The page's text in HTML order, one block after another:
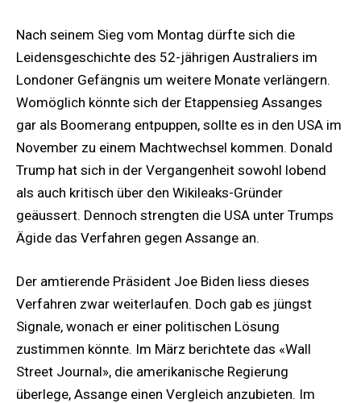
Nach seinem Sieg vom Montag dürfte sich die
Leidensgeschichte des 52-jährigen Australiers im
Londoner Gefängnis um weitere Monate verlängern.
Womöglich könnte sich der Etappensieg Assanges
gar als Boomerang entpuppen, sollte es in den USA im
November zu einem Machtwechsel kommen. Donald
Trump hat sich in der Vergangenheit sowohl lobend
als auch kritisch über den Wikileaks-Gründer
geäussert. Dennoch strengten die USA unter Trumps
Ägide das Verfahren gegen Assange an.
Der amtierende Präsident Joe Biden liess dieses
Verfahren zwar weiterlaufen. Doch gab es jüngst
Signale, wonach er einer politischen Lösung
zustimmen könnte. Im März berichtete das «Wall
Street Journal», die amerikanische Regierung
überlege, Assange einen Vergleich anzubieten. Im